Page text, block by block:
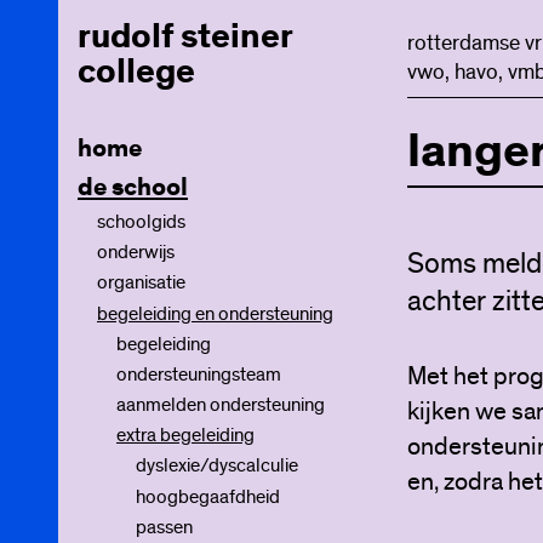
rudolf steiner
college
home
de school
schoolgids
onderwijs
vrijeschoolpedagogiek
ontwikkelingsfasen
leerplannen
onderwijsprogramma
periodeonderwijs
basisvaardigheden
kunst en ambacht
jaarfeesten
stages
schoolreizen
eindpresentatie
inrichting van het onderwijs
leerwegen
ambachtelijke stroom
tweejarige brugklas
mentorklas
huiswerk
organisatie
samen verantwoordelijk
mentoren
decanen
locaties
meepraten
statuten en notulen
kwaliteit, vragen of klachten
begeleiding en ondersteuning
begeleiding
ondersteuningsteam
aanmelden ondersteuning
extra begeleiding
dyslexie/dyscalculie
hoogbegaafdheid
passen
rotterdamse
vwo, havo,
Soms
achter
Met het
kijken we
en, zodra